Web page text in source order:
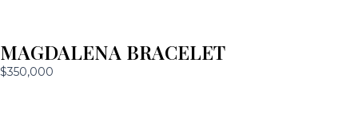
MAGDALENA BRACELET
$350,000